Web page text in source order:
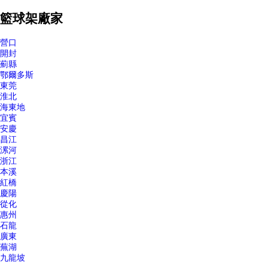
籃球架廠家
營口
開封
薊縣
鄂爾多斯
東莞
淮北
海東地
宜賓
安慶
昌江
漯河
浙江
本溪
紅橋
慶陽
從化
惠州
石龍
廣東
蕪湖
九龍坡